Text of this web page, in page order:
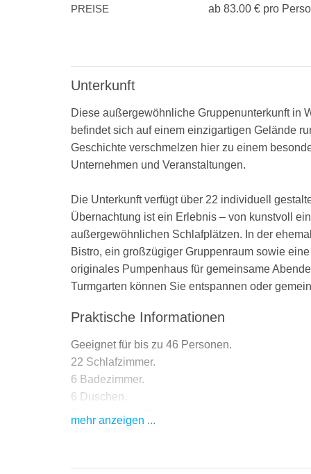
PREISE ab 83.00 € pro
Unterkunft
Diese außergewöhnliche Gruppenunterkunft in
befindet sich auf einem einzigartigen Gelände
Geschichte verschmelzen hier zu einem
Unternehmen und Veranstaltungen.
Die Unterkunft verfügt über 22 individuell
Übernachtung ist ein Erlebnis – von kunstvoll
außergewöhnlichen Schlafplätzen. In der
Bistro, ein großzügiger Gruppenraum sowie
originales Pumpenhaus für gemeinsame
Turmgarten können Sie entspannen oder
Praktische Informationen
Geeignet für bis zu 46 Personen.
22 Schlafzimmer.
6 Badezimmer.
6 Duschen.
Professionelle Gruppenküche.
Turmgarten mit Terrasse und Lagerfeuerplatz.
mehr anzeigen ...